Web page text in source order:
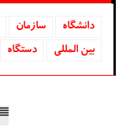
دانشگاه‌ سازمان
بین المللی
دستگاه